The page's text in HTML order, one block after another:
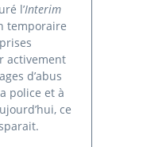
l’Interim
temporaire
activement
d’abus
police et à
ce